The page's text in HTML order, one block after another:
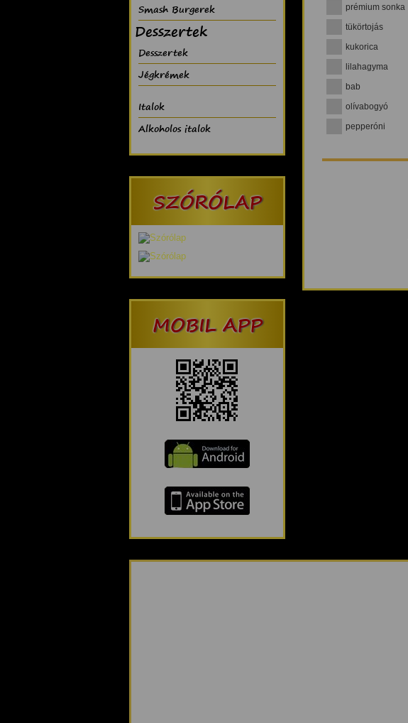
Smash Burgerek
Desszertek
Desszertek
Jégkrémek
Italok
Alkoholos italok
SZÓRÓLAP
MOBIL APP
prémium sonka
tükörtojás
kukorica
lilahagyma
bab
olívabogyó
pepperóni